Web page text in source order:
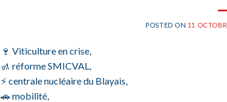
POSTED ON 11
🍷 Viticulture en crise,
🚮 réforme SMICVAL,
⚡ centrale nucléaire du Blayais,
🚗 mobilité,